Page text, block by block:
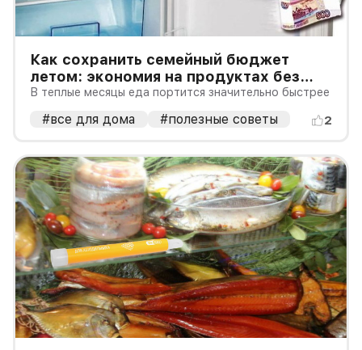
Как сохранить семейный бюджет
летом: экономия на продуктах без
компромиссов
В теплые месяцы еда портится значительно быстрее
#все для дома #полезные советы 2